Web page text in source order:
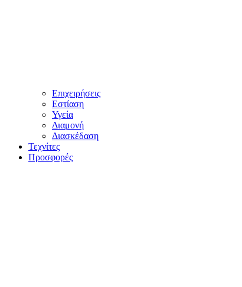
Επιχειρήσεις
Εστίαση
Υγεία
Διαμονή
Διασκέδαση
Τεχνίτες
Προσφορές